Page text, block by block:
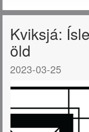
Kviksjá:
öld
2023-03-25